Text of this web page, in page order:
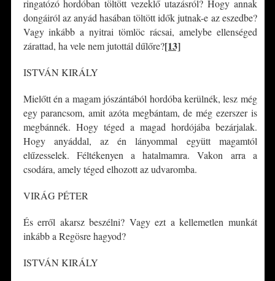
ringatózó hordóban töltött vezeklő utazásról? Hogy annak
dongáiról az anyád hasában töltött idők jutnak-e az eszedbe?
Vagy inkább a nyitrai tömlöc rácsai, amelybe ellenséged
zárattad, ha vele nem jutottál dűlőre?[13]
ISTVÁN KIRÁLY
Mielőtt én a magam jószántából hordóba kerülnék, lesz még
egy parancsom, amit azóta megbántam, de még ezerszer is
megbánnék. Hogy téged a magad hordójába bezárjalak.
Hogy anyáddal, az én lányommal együtt magamtól
elűzesselek. Féltékenyen a hatalmamra. Vakon arra a
csodára, amely téged elhozott az udvaromba.
VIRÁG PÉTER
És erről akarsz beszélni? Vagy ezt a kellemetlen munkát
inkább a Regösre hagyod?
ISTVÁN KIRÁLY